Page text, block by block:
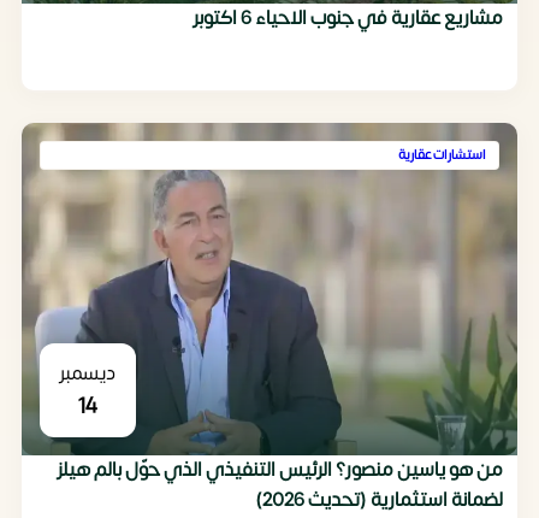
مشاريع عقارية في جنوب الاحياء 6 اكتوبر
استشارات عقارية
ديسمبر
14
من هو ياسين منصور؟ الرئيس التنفيذي الذي حوّل بالم هيلز
لضمانة استثمارية (تحديث 2026)